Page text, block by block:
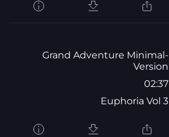
Grand Adventure Minimal-
Version
02:37
Euphoria Vol 3